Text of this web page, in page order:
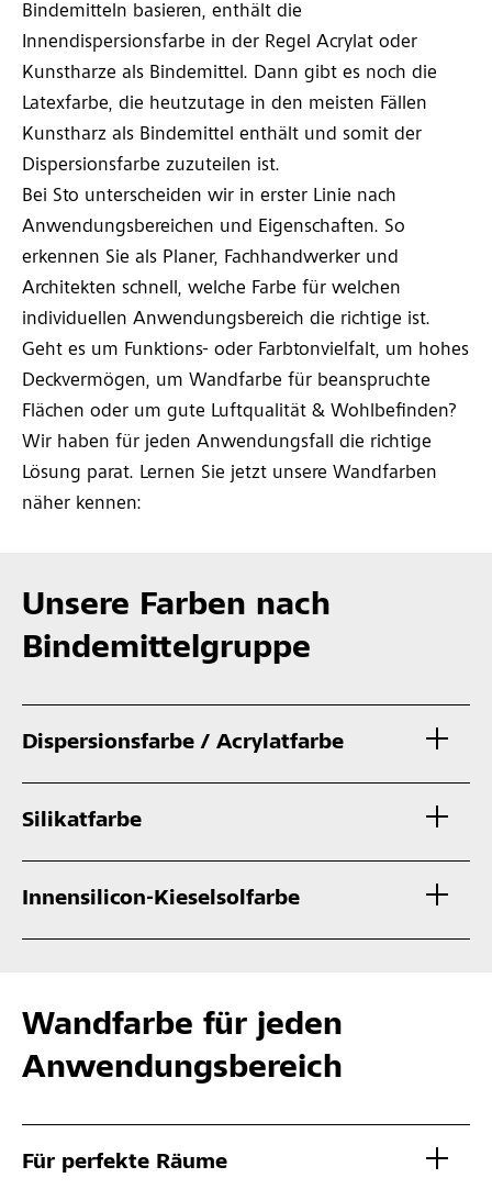
Bindemitteln basieren, enthält die
Innendispersionsfarbe in der Regel Acrylat oder
Kunstharze als Bindemittel. Dann gibt es noch die
Latexfarbe, die heutzutage in den meisten Fällen
Kunstharz als Bindemittel enthält und somit der
Dispersionsfarbe zuzuteilen ist.
Bei Sto unterscheiden wir in erster Linie nach
Anwendungsbereichen und Eigenschaften. So
erkennen Sie als Planer, Fachhandwerker und
Architekten schnell, welche Farbe für welchen
individuellen Anwendungsbereich die richtige ist.
Geht es um Funktions- oder Farbtonvielfalt, um hohes
Deckvermögen, um Wandfarbe für beanspruchte
Flächen oder um gute Luftqualität & Wohlbefinden?
Wir haben für jeden Anwendungsfall die richtige
Lösung parat. Lernen Sie jetzt unsere Wandfarben
näher kennen:
Unsere Farben nach
Bindemittelgruppe
Dispersionsfarbe / Acrylatfarbe
Silikatfarbe
Innensilicon-Kieselsolfarbe
Wandfarbe für jeden
Anwendungsbereich
Für perfekte Räume